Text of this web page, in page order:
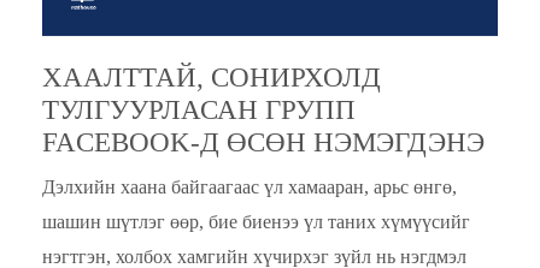
ХААЛТТАЙ, СОНИРХОЛД
ТУЛГУУРЛАСАН ГРУПП
FACEBOOK-Д ӨСӨН НЭМЭГДЭНЭ
Дэлхийн хаана байгаагаас үл хамааран, арьс өнгө,
шашин шүтлэг өөр, бие биенээ үл таних хүмүүсийг
нэгтгэн, холбох хамгийн хүчирхэг зүйл нь нэгдмэл